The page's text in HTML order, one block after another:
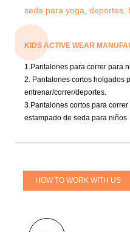
KIDS ACTIVE WEAR
1.Pantalones para correr para
2. Pantalones cortos holgados
entrenar/correr/deportes.
3.Pantalones cortos para
estampado de seda para niños
HOW TO WORK WITH US